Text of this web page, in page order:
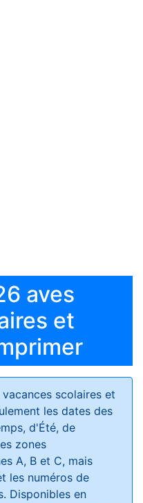
aves
et
scolaires et
les dates des
d'Été, de
zones
A, B et C, mais
les numéros de
Disponibles en